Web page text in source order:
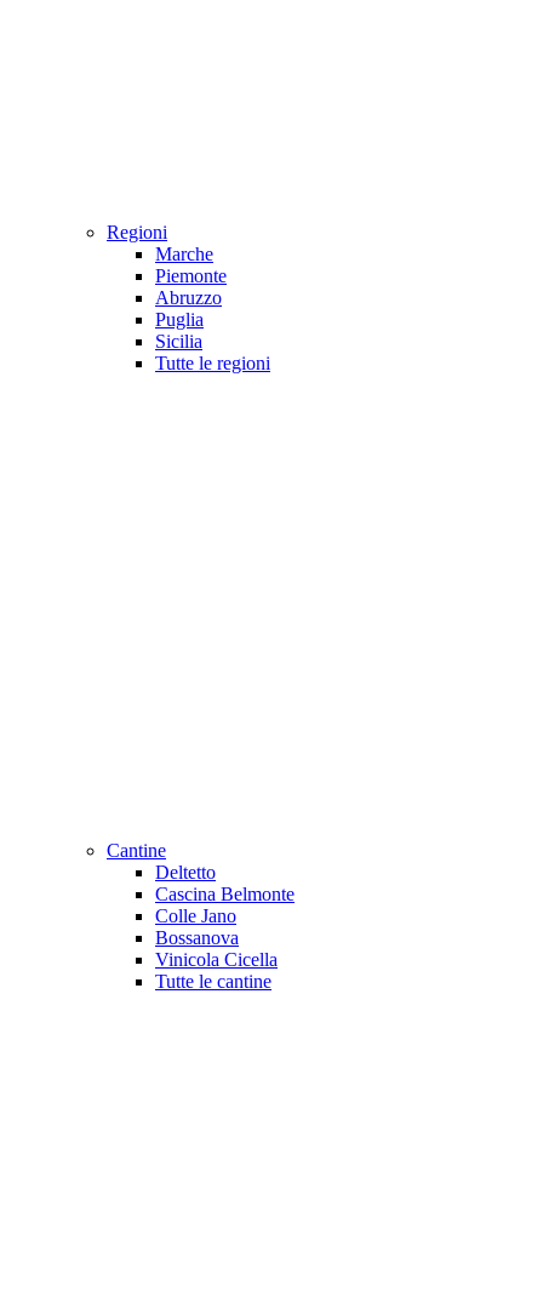
Regioni
Marche
Piemonte
Abruzzo
Puglia
Sicilia
Tutte le regioni
Cantine
Deltetto
Cascina Belmonte
Colle Jano
Bossanova
Vinicola Cicella
Tutte le cantine